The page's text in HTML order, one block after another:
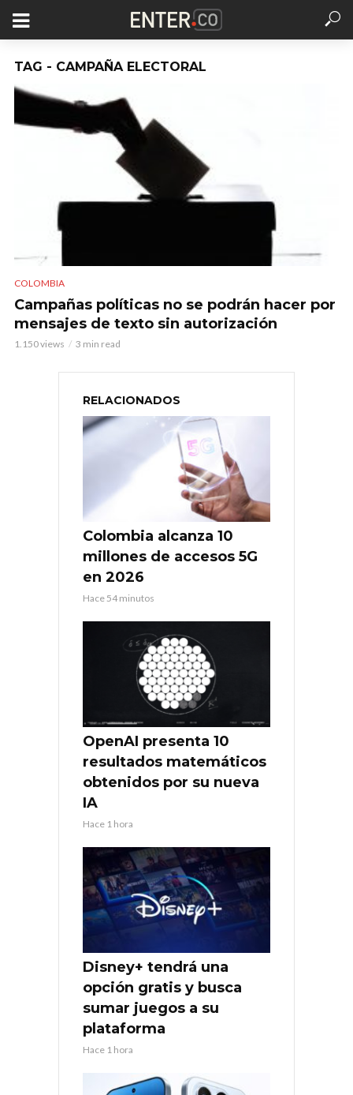
TAG - CAMPAÑA ELECTORAL
COLOMBIA
Campañas políticas no se podrán hacer por
mensajes de texto sin autorización
1.150 views 3 min read
RELACIONADOS
Colombia alcanza 10
millones de accesos 5G
en 2026
Hace 54 minutos
OpenAI presenta 10
resultados matemáticos
obtenidos por su nueva
IA
Hace 1 hora
Disney+ tendrá una
opción gratis y busca
sumar juegos a su
plataforma
Hace 1 hora